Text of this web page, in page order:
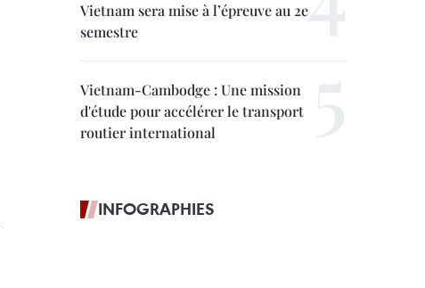
Vietnam sera mise à l’épreuve au 2e
semestre
Vietnam-Cambodge : Une mission
d'étude pour accélérer le transport
routier international
INFOGRAPHIES